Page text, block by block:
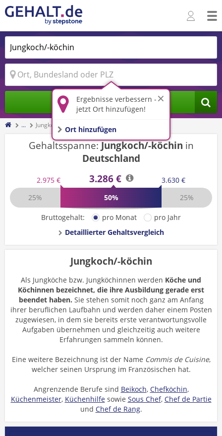
Ergebnisse verbessern -
jetzt Ort hinzufügen!
Ort hinzufügen
Jobs finden
... Jungkoch/-köchin
Gehaltsspanne:Jungkoch/-köchin in
Deutschland
2.975 € 3.286 €
3.630 €
25%
50% 25%
Bruttogehalt: pro Monat
pro Jahr
Detaillierter Gehaltsvergleich
Jungkoch/-köchin
Als Jungköche bzw. Jungköchinnen werden Köche und
Köchinnen bezeichnet, die ihre Ausbildung gerade erst
beendet haben. Sie stehen somit noch ganz am Anfang
ihrer beruflichen Laufbahn und werden daher einem Posten
zugewiesen, in dem sie bereits erste verantwortungsvolle
Aufgaben übernehmen und gleichzeitig auch weitere
Erfahrungen sammeln können.
Eine weitere Bezeichnung ist der Name Commis de Cuisine,
welcher seinen Ursprung im Französischen hat.
Angrenzende Berufe sind Beikoch, Chefköchin,
Küchenmeister, Küchenhilfesowie Sous Chef, Chef de Partie
und Chef de Rang.